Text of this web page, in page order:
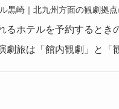
黒崎｜北九州方面の観劇拠
るホテルを予約するとき
劇旅は「館内観劇」と「